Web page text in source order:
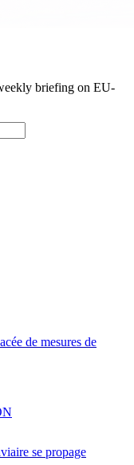
briefing on EU-
de mesures de
se propage